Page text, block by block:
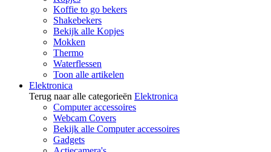
Koffie to go bekers
Shakebekers
Bekijk alle Kopjes
Mokken
Thermo
Waterflessen
Toon alle artikelen
Elektronica
Terug naar alle categorieën Elektronica
Computer accessoires
Webcam Covers
Bekijk alle Computer accessoires
Gadgets